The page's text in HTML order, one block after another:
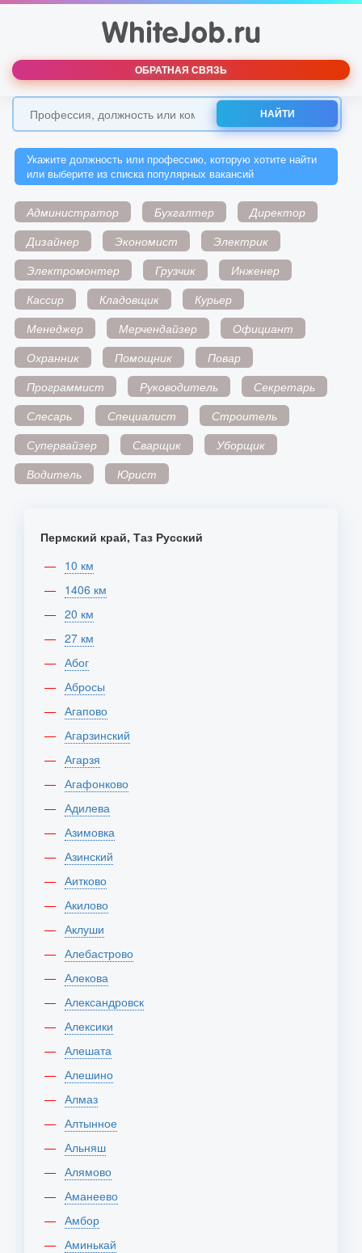
ОБРАТНАЯ СВЯЗЬ
НАЙТИ
Укажите должность или профессию, которую хотите найти
или выберите из списка популярных вакансий
Администратор Бухгалтер
Директор
Дизайнер
Экономист
Электрик
Электромонтер
Грузчик
Инженер
Кассир
Кладовщик
Курьер
Менеджер
Мерчендайзер
Официант
Охранник
Помощник
Повар
Программист
Руководитель
Секретарь
Слесарь
Специалист
Строитель
Супервайзер
Сварщик
Уборщик
Водитель
Юрист
Пермский край, Таз Русский
10 км
1406 км
20 км
27 км
Абог
Абросы
Агапово
Агарзинский
Агарзя
Агафонково
Адилева
Азимовка
Азинский
Аитково
Акилово
Аклуши
Алебастрово
Алекова
Александровск
Алексики
Алешата
Алешино
Алмаз
Алтынное
Альняш
Алямово
Аманеево
Амбор
Аминькай